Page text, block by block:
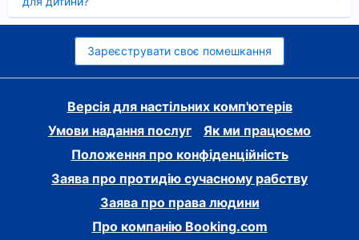
Зареєструвати своє помешкання
Версія для настільних комп'ютерів
Умови надання послуг
Як ми працюємо
Положення про конфіденційність
Заява про протидію сучасному рабству
Заява про права людини
Про компанію Booking.com